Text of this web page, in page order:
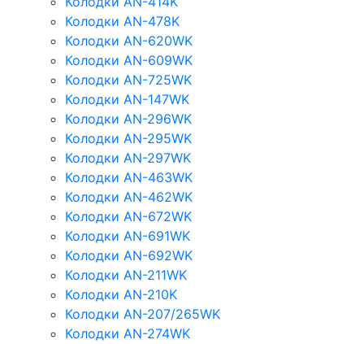
Колодки AN-478K
Колодки AN-620WK
Колодки AN-609WK
Колодки AN-725WK
Колодки AN-147WK
Колодки AN-296WK
Колодки AN-295WK
Колодки AN-297WK
Колодки AN-463WK
Колодки AN-462WK
Колодки AN-672WK
Колодки AN-691WK
Колодки AN-692WK
Колодки AN-211WK
Колодки AN-210K
Колодки AN-207/265WK
Колодки AN-274WK